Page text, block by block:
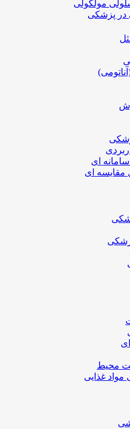
مولکولی
پزشکی
ای
مقایسه ای
محيط
مواد غذایی